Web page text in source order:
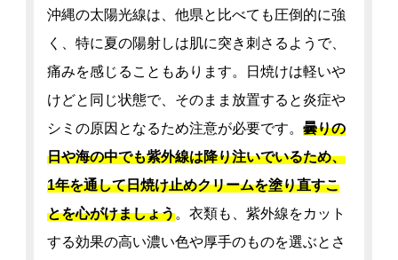
沖縄の太陽光線は、他県と比べても圧倒的に強
く、特に夏の陽射しは肌に突き刺さるようで、
痛みを感じることもあります。日焼けは軽いや
けどと同じ状態で、そのまま放置すると炎症や
シミの原因となるため注意が必要です。 曇りの
日や海の中でも紫外線は降り注いでいるため、
1年を通して日焼け止めクリームを塗り直すこ
とを心がけましょう。衣類も、紫外線をカット
する効果の高い濃い色や厚手のものを選ぶとさ